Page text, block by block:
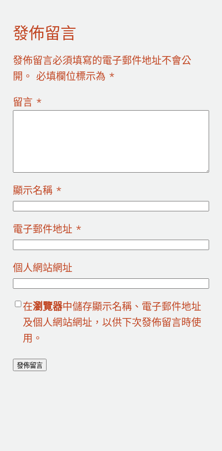
發佈留言
發佈留言必須填寫的電子郵件地址不會公
開。 必填欄位標示為 *
留言 *
顯示名稱 *
電子郵件地址 *
個人網站網址
在瀏覽器中儲存顯示名稱、電子郵件地址
及個人網站網址，以供下次發佈留言時使
用。